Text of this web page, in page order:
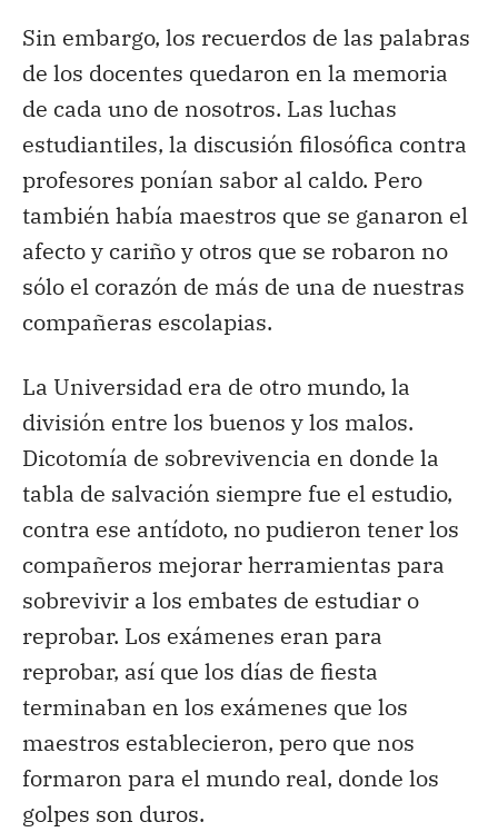
Sin embargo, los recuerdos de las palabras
de los docentes quedaron en la memoria
de cada uno de nosotros. Las luchas
estudiantiles, la discusión filosófica contra
profesores ponían sabor al caldo. Pero
también había maestros que se ganaron el
afecto y cariño y otros que se robaron no
sólo el corazón de más de una de nuestras
compañeras escolapias.
La Universidad era de otro mundo, la
división entre los buenos y los malos.
Dicotomía de sobrevivencia en donde la
tabla de salvación siempre fue el estudio,
contra ese antídoto, no pudieron tener los
compañeros mejorar herramientas para
sobrevivir a los embates de estudiar o
reprobar. Los exámenes eran para
reprobar, así que los días de fiesta
terminaban en los exámenes que los
maestros establecieron, pero que nos
formaron para el mundo real, donde los
golpes son duros.